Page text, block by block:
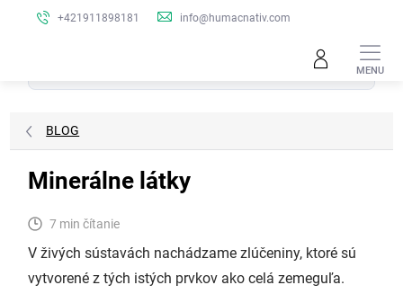
+421911898181 info@humacnativ.com
Hľadať
BLOG
Minerálne látky
7 min čítanie
V živých sústavách nachádzame zlúčeniny, ktoré sú
vytvorené z tých istých prvkov ako celá zemeguľa.